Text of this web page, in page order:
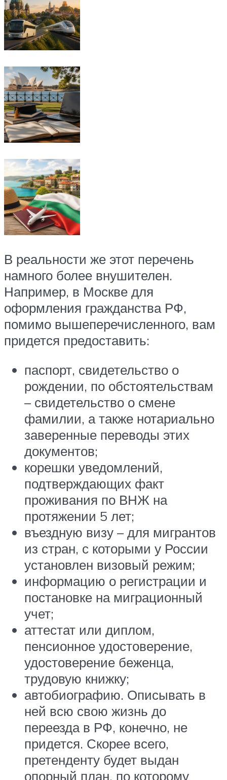
В реальности же этот перечень
намного более внушителен.
Например, в Москве для
оформления гражданства РФ,
помимо вышеперечисленного, вам
придется предоставить:
паспорт, свидетельство о
рождении, по обстоятельствам
– свидетельство о смене
фамилии, а также нотариально
заверенные переводы этих
документов;
корешки уведомлений,
подтверждающих факт
проживания по ВНЖ на
протяжении 5 лет;
въездную визу – для мигрантов
из стран, с которыми у России
установлен визовый режим;
информацию о регистрации и
постановке на миграционный
учет;
аттестат или диплом,
пенсионное удостоверение,
удостоверение беженца,
трудовую книжку;
автобиографию. Описывать в
ней всю свою жизнь до
переезда в РФ, конечно, не
придется. Скорее всего,
претенденту будет выдан
опорный план, по которому